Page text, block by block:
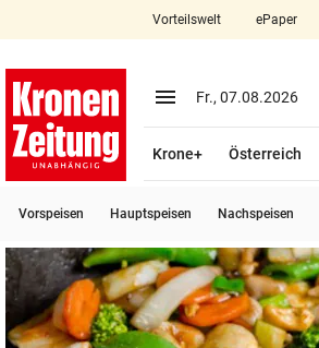
account_circle Anmelden
bookmark Merkliste
Vorteilswelt ePaper
menu Menü aufklappen
Fr., 07.08.2026
Krone+ Österreich
Vorspeisen Hauptspeisen Nachspeisen